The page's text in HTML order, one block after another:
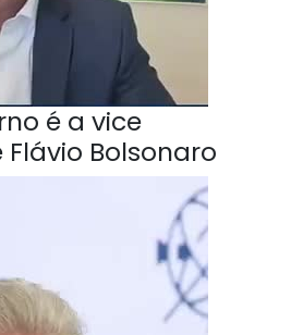
é a vice
Bolsonaro